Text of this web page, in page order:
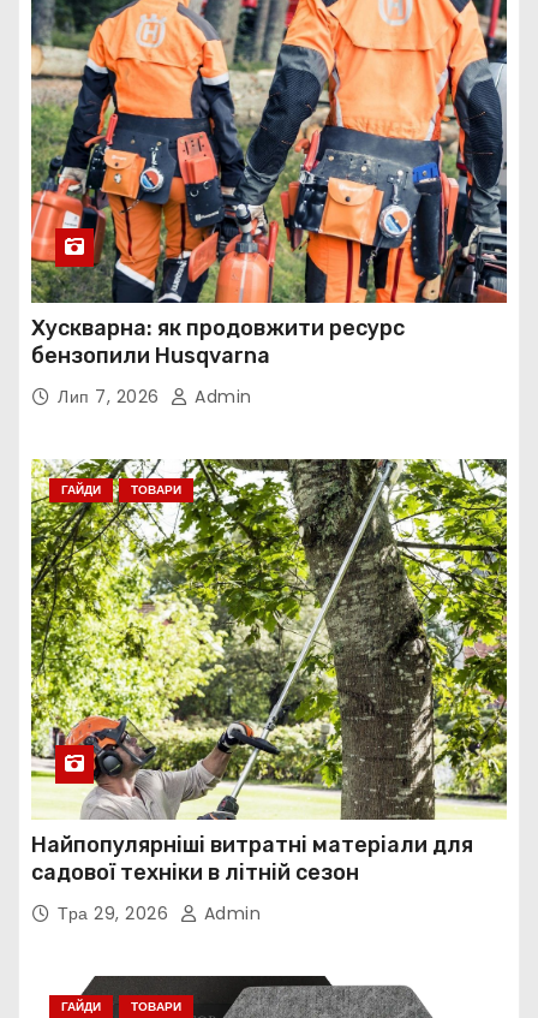
Хускварна: як продовжити ресурс
бензопили Husqvarna
Лип 7, 2026 Admin
ГАЙДИ ТОВАРИ
Найпопулярніші витратні матеріали для
садової техніки в літній сезон
Тра 29, 2026 Admin
ГАЙДИ ТОВАРИ